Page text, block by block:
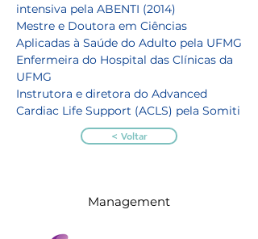
intensiva pela ABENTI (2014)
Mestre e Doutora em Ciências
Aplicadas à Saúde do Adulto pela UFMG
Enfermeira do Hospital das Clínicas da
UFMG
Instrutora e diretora do Advanced
Cardiac Life Support (ACLS) pela Somiti
< Voltar
Management